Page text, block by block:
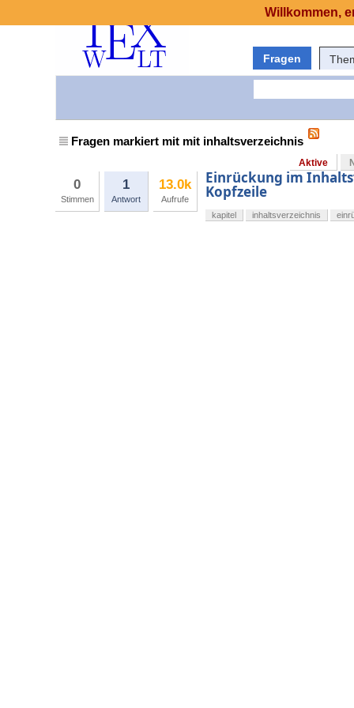
Fragen
Fragen markiert mit mit inhaltsverzeichnis
Aktive
0
Stimmen
1
Antwort
13.0k
Aufrufe
Einrückung im
Kopfzeile
kapitel inhaltsverzeichnis
Willkommen,